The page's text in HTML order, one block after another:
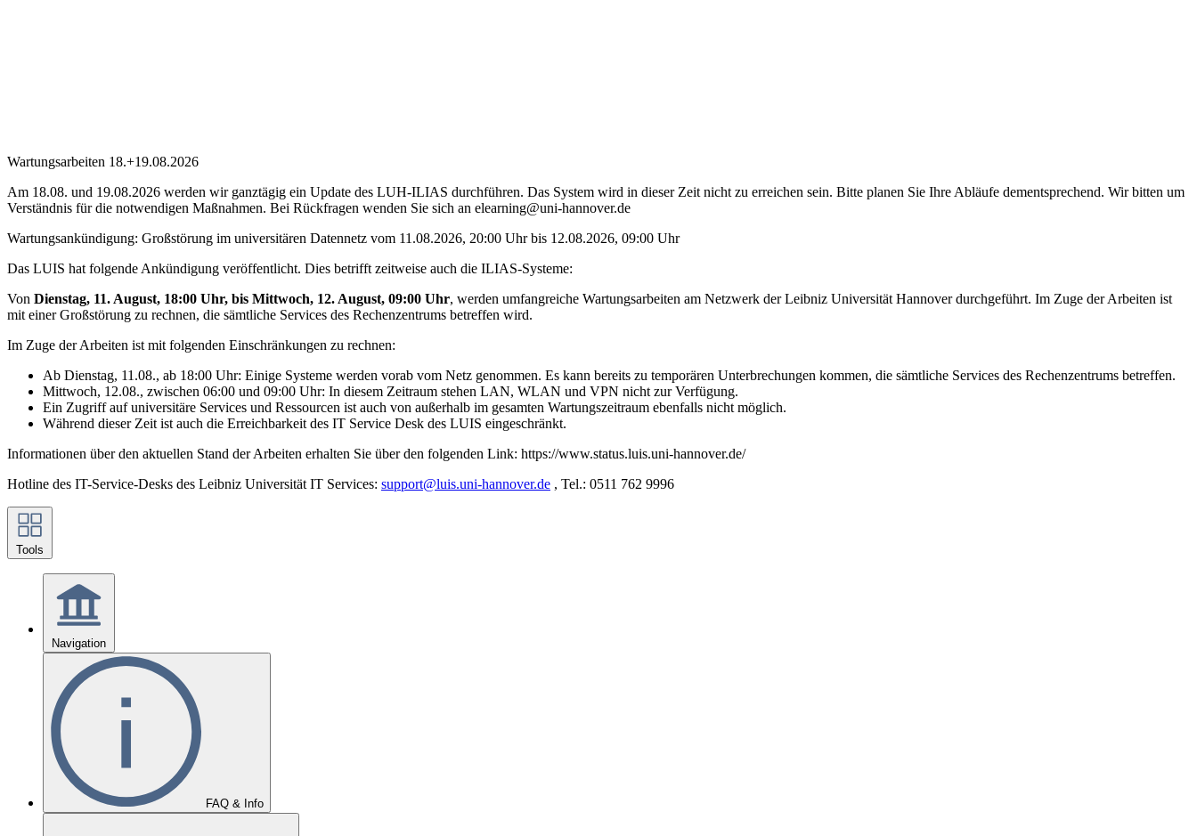
Wartungsarbeiten 18.+19.08.2026
Am 18.08. und 19.08.2026 werden wir ganztägig ein Update des LUH-ILIAS durchführen. Das System wird in dieser Zeit nicht zu erreichen sein. Bitte planen Sie Ihre Abläufe dementsprechend. Wir bitten um
Verständnis für die notwendigen Maßnahmen. Bei Rückfragen wenden Sie sich an elearning@uni-hannover.de
Wartungsankündigung: Großstörung im universitären Datennetz vom 11.08.2026, 20:00 Uhr bis 12.08.2026, 09:00 Uhr
Das LUIS hat folgende Ankündigung veröffentlicht. Dies betrifft zeitweise auch die ILIAS-Systeme:
Von Dienstag, 11. August, 18:00 Uhr, bis Mittwoch, 12. August, 09:00 Uhr, werden umfangreiche Wartungsarbeiten am Netzwerk der Leibniz Universität Hannover durchgeführt. Im Zuge der Arbeiten ist
mit einer Großstörung zu rechnen, die sämtliche Services des Rechenzentrums betreffen wird.
Im Zuge der Arbeiten ist mit folgenden Einschränkungen zu rechnen:
Ab Dienstag, 11.08., ab 18:00 Uhr: Einige Systeme werden vorab vom Netz genommen. Es kann bereits zu temporären Unterbrechungen kommen, die sämtliche Services des Rechenzentrums betreffen.
Mittwoch, 12.08., zwischen 06:00 und 09:00 Uhr: In diesem Zeitraum stehen LAN, WLAN und VPN nicht zur Verfügung.
Ein Zugriff auf universitäre Services und Ressourcen ist auch von außerhalb im gesamten Wartungszeitraum ebenfalls nicht möglich.
Während dieser Zeit ist auch die Erreichbarkeit des IT Service Desk des LUIS eingeschränkt.
Informationen über den aktuellen Stand der Arbeiten erhalten Sie über den folgenden Link: https://www.status.luis.uni-hannover.de/
Hotline des IT-Service-Desks des Leibniz Universität IT Services: support@luis.uni-hannover.de , Tel.: 0511 762 9996
Tools
Navigation
FAQ & Info